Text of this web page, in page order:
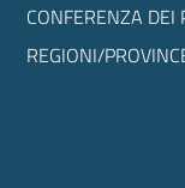
CONFERENZA DEI
REGIONI/